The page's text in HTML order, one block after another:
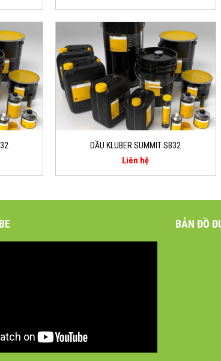
DẦU KLUBER SUMMIT SB32
Liên hệ
BẢN ĐỒ